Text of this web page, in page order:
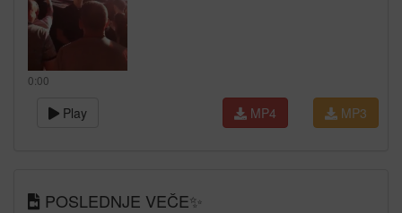
0:00
Play MP3
MP4
POSLEDNJE VEČE✨